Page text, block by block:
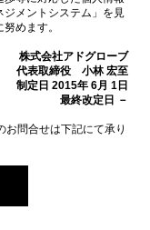
メントシステム」を見
めます。
株式会社アドグローブ
代表取締役 小林 宏至
制定日 2015年 6月 1日
最終改定日 －
問合せは下記にて承り